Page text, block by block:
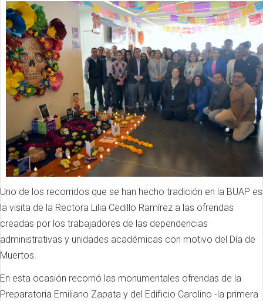
Uno de los recorridos que se han hecho tradición en la BUAP es
la visita de la Rectora Lilia Cedillo Ramírez a las ofrendas
creadas por los trabajadores de las dependencias
administrativas y unidades académicas con motivo del Día de
Muertos.
En esta ocasión recorrió las monumentales ofrendas de la
Preparatoria Emiliano Zapata y del Edificio Carolino -la primera